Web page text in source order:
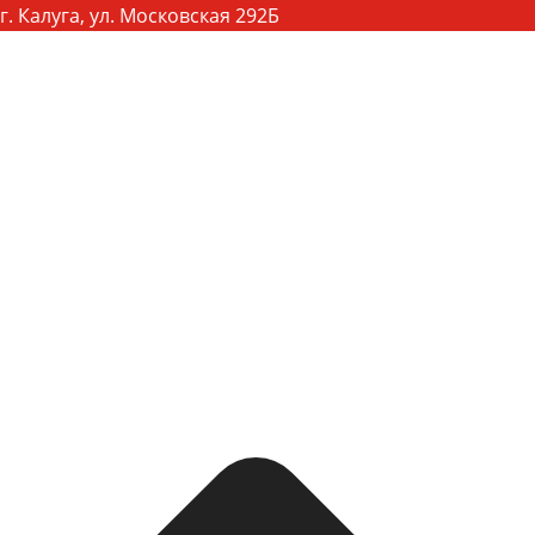
г. Калуга, ул. Московская 292Б